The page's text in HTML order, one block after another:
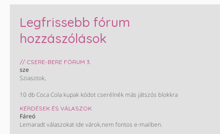
Legfrissebb fórum
hozzászólások
// CSERE-BERE FÓRUM 3.
sze
Sziasztok,
10 db Coca Cola kupak kódot cserélnék más játszós blokkra
KÉRDÉSEK ÉS VÁLASZOK
Fáreó
Lemaradt válaszokat ide várok,nem fontos e-mailben.